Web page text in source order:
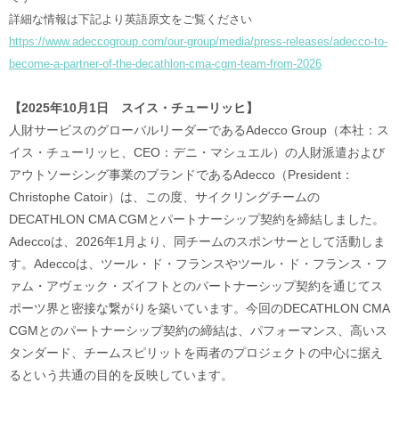
詳細な情報は下記より英語原文をご覧ください
https://www.adeccogroup.com/our-group/media/press-releases/adecco-to-
become-a-partner-of-the-decathlon-cma-cgm-team-from-2026
【2025年10月1日 スイス・チューリッヒ】
人財サービスのグローバルリーダーであるAdecco Group（本社：ス
イス・チューリッヒ、CEO：デニ・マシュエル）の人財派遣および
アウトソーシング事業のブランドであるAdecco（President：
Christophe Catoir）は、この度、サイクリングチームの
DECATHLON CMA CGMとパートナーシップ契約を締結しました。
Adeccoは、2026年1月より、同チームのスポンサーとして活動しま
す。Adeccoは、ツール・ド・フランスやツール・ド・フランス・フ
ァム・アヴェック・ズイフトとのパートナーシップ契約を通じてス
ポーツ界と密接な繋がりを築いています。今回のDECATHLON CMA
CGMとのパートナーシップ契約の締結は、パフォーマンス、高いス
タンダード、チームスピリットを両者のプロジェクトの中心に据え
るという共通の目的を反映しています。